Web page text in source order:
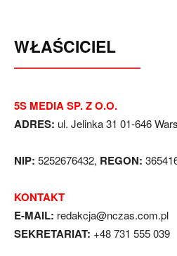
WŁAŚCICIEL
5S MEDIA SP. Z O.O.
ADRES: ul. Jelinka 31 01-646
NIP: 5252676432, REGON:
KONTAKT
E-MAIL: redakcja@nczas.com.pl
SEKRETARIAT: +48 731 555 039